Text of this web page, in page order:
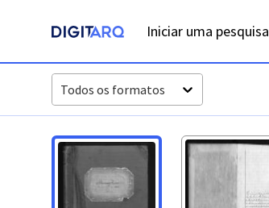
Iniciar uma pesquisa
Todos os formatos